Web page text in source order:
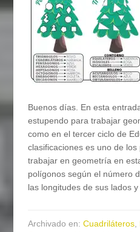
Buenos días. En esta
estupendo para trabajar
como en el tercer ciclo de
clasificaciones es uno de
trabajar en geometría en
polígonos según el número
las longitudes de sus lados
Archivado en:Cuadriláteros